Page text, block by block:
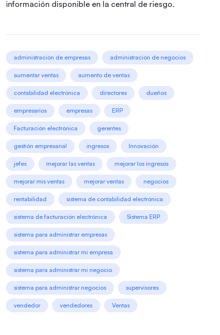
información disponible en la central de riesgo.
administración de empresas administración de negocios
aumentar ventas aumento de ventas
contabilidad electrónica directores dueños
empresarios empresas ERP
Facturación electrónica gerentes
gestión empresarial ingresos Innovación
jefes mejorar las ventas mejorar los ingresos
mejorar mis ventas mejorar ventas negocios
rentabilidad sistema de contabilidad electrónica
sistema de facturación electrónica Sistema ERP
sistema para administrar empresas
sistema para administrar mi empresa
sistema para administrar mi negocio
sistema para administrar negocios supervisores
vendedor vendedores Ventas